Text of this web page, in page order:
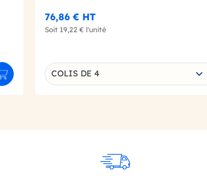
Ajouter au panier
76,86 € HT
Soit 19,22 € l'unité
Choisissez une déclinaison
COLIS DE 4